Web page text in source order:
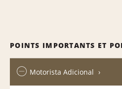
POINTS IMPORTANTS ET
Motorista Adicional